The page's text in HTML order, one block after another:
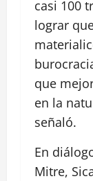
casi 100
lograr
que
en la
señaló.
En
Mitre,